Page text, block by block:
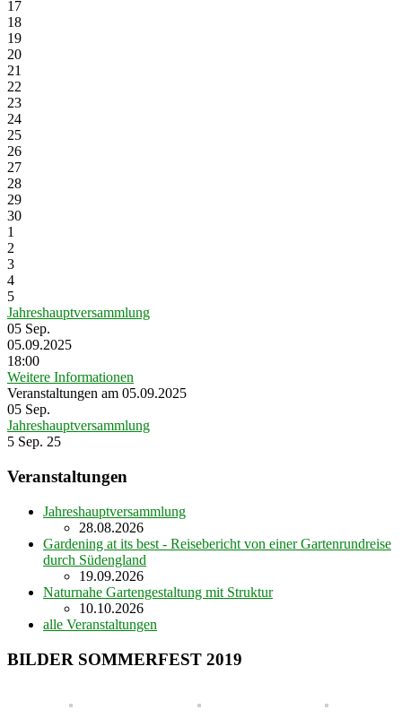
17
18
19
20
21
22
23
24
25
26
27
28
29
30
1
2
3
4
5
Jahreshauptversammlung
05 Sep.
05.09.2025
18:00
Weitere Informationen
Veranstaltungen am 05.09.2025
05 Sep.
Jahreshauptversammlung
5 Sep. 25
Veranstaltungen
Jahreshauptversammlung
28.08.2026
Gardening at its best - Reisebericht von einer Gartenrundreise
durch Südengland
19.09.2026
Naturnahe Gartengestaltung mit Struktur
10.10.2026
alle Veranstaltungen
BILDER SOMMERFEST 2019